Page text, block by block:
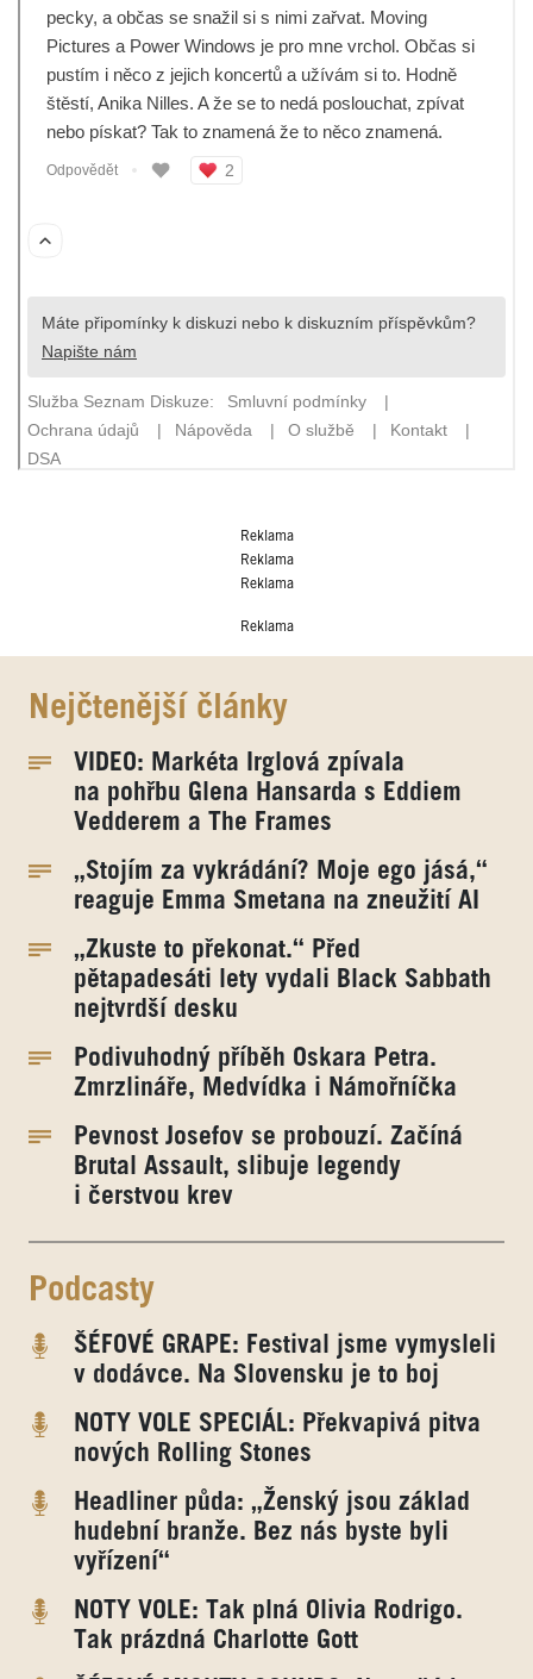
Reklama
Reklama
Reklama
Reklama
Nejčtenější články
VIDEO: Markéta Irglová zpívala
na pohřbu Glena Hansarda s Eddiem
Vedderem a The Frames
„Stojím za vykrádání? Moje ego jásá,“
reaguje Emma Smetana na zneužití AI
„Zkuste to překonat.“ Před
pětapadesáti lety vydali Black Sabbath
nejtvrdší desku
Podivuhodný příběh Oskara Petra.
Zmrzlináře, Medvídka i Námořníčka
Pevnost Josefov se probouzí. Začíná
Brutal Assault, slibuje legendy
i čerstvou krev
Podcasty
ŠÉFOVÉ GRAPE: Festival jsme vymysleli
v dodávce. Na Slovensku je to boj
NOTY VOLE SPECIÁL: Překvapivá pitva
nových Rolling Stones
Headliner půda: „Ženský jsou základ
hudební branže. Bez nás byste byli
vyřízení“
NOTY VOLE: Tak plná Olivia Rodrigo.
Tak prázdná Charlotte Gott